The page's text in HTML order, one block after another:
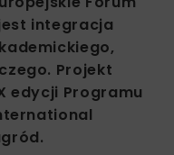
integracja
Projekt
edycji Programu